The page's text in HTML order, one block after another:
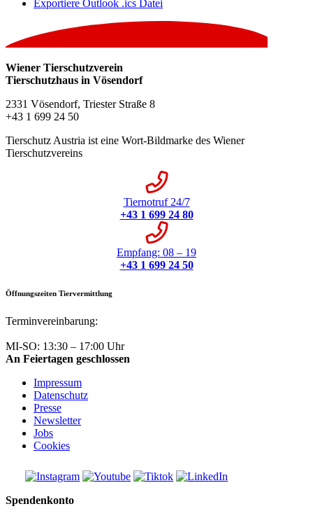
Exportiere Outlook .ics Datei
Wiener Tierschutzverein
Tierschutzhaus in Vösendorf
2331 Vösendorf, Triester Straße 8
+43 1 699 24 50
Tierschutz Austria ist eine Wort-Bildmarke des Wiener
Tierschutzvereins
Tiernotruf 24/7
+43 1 699 24 80
Empfang: 08 – 19
+43 1 699 24 50
Öffnungszeiten Tiervermittlung
Terminvereinbarung:
MI-SO: 13:30 – 17:00 Uhr
An Feiertagen geschlossen
Impressum
Datenschutz
Presse
Newsletter
Jobs
Cookies
Spendenkonto